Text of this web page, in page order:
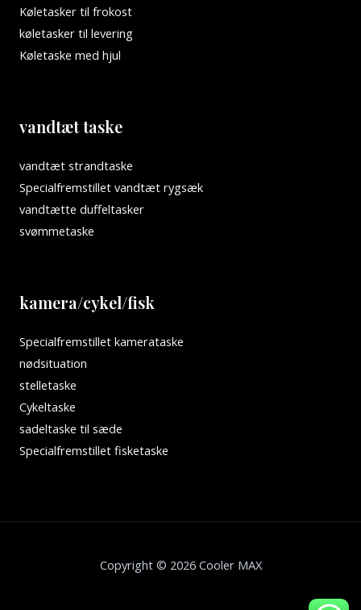
Køletasker til frokost
køletasker til levering
Køletaske med hjul
vandtæt taske
vandtæt strandtaske
Specialfremstillet vandtæt rygsæk
vandtætte duffeltasker
svømmetaske
kamera/cykel/fisk
Specialfremstillet kamerataske
nødsituation
stelletaske
Cykeltaske
sadeltaske til sæde
Specialfremstillet fisketaske
Copyright © 2026 Cooler MAX